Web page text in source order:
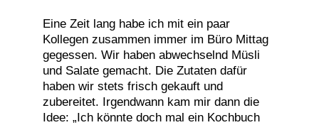
Eine Zeit lang habe ich mit ein paar
Kollegen zusammen immer im Büro Mittag
gegessen. Wir haben abwechselnd Müsli
und Salate gemacht. Die Zutaten dafür
haben wir stets frisch gekauft und
zubereitet. Irgendwann kam mir dann die
Idee: „Ich könnte doch mal ein Kochbuch